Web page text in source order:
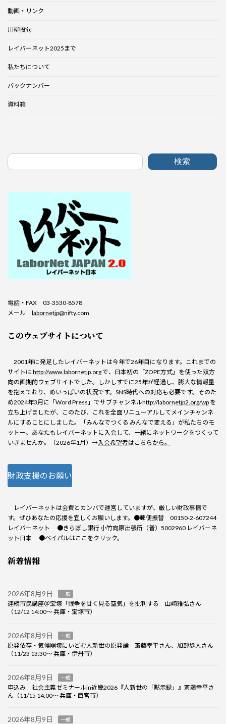
動画・リンク
川柳投句
レイバーネット2025まで
私たちについて
バックナンバー
資料箱
検索
電話・FAX 03-3530-8578
メール labornetjp@nifty.com
このウェブサイトについて
2001年に発足したレイバーネットは今年で26年目になります。これまでの
サイトはhttp://www.labornetjp.orgで、日本初の「ZOPE方式」を使った双方
向の画期的ウェブサイトでした。しかしすでに25年が経過し、膨大な情報量
を抱えており、めいっぱいの状況です。SNS時代への対応も必要です。そのた
め2024年3月に「Word Press」でサブチャンネルhttp://labornetjp2.org/wp を
立ち上げましたが、このたび、これを全面リニューアルしてメインチャンネ
ルにすることにしました。「みんなでつくる みんなで変える」が私たちのモ
ットー、あなたもレイバーネットに入会して、一緒にネットワークをつくって
いきませんか。（2026年1月）→入会希望者はこちらから。
財政支援のお願い
レイバーネットは会費とカンパで運営していますが、厳しい財政事情で
す。ぜひあなたの応援を宜しくお願いします。●郵便振替 00150-2-607244
レイバーネット ●きらぼし銀行 小竹向原出張所（普）5002960 レイバーネ
ット日本 ●ペイパルはここをクリック。
新着情報
2026年8月9日 一般
連続市民講座＠宝塚「戦争を甘く見る空気」を批判する 山崎雅弘さん
（12/12 14:00～ 兵庫・宝塚市）
2026年8月9日 一般
原発依存・気候崩壊にいどむ人新世の原発論 斎藤幸平さん、加部歩人さん
（11/23 13:30～ 兵庫・伊丹市）
2026年8月9日 一般
申込み 社会主義ゼミナールin近畿2026『人新世の「黙示録」』斎藤幸平さ
ん（11/15 14:00～ 兵庫・西宮市）
2026年8月9日 一般